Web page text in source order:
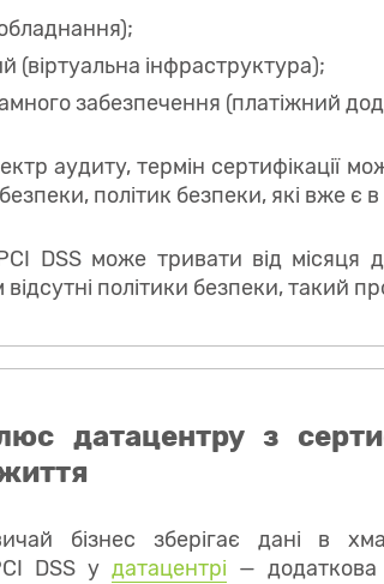
(віртуальна інфраструктура);
забезпечення (платіжний
аудиту, термін сертифікації
політик безпеки, які вже є в
PCI DSS може тривати від
відсутні політики безпеки, такий
датацентру з
бізнес зберігає дані в
DSS у датацентрі —